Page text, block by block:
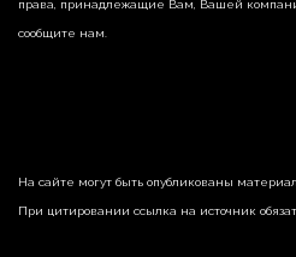
права, принадлежащие Вам, Вашей
сообщите нам.
На сайте могут быть опубликованы
При цитировании ссылка на источник